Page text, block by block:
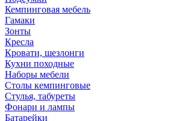
Кемпинговая мебель
Гамаки
Зонты
Кресла
Кровати, шезлонги
Кухни походные
Наборы мебели
Столы кемпинговые
Стулья, табуреты
Фонари и лампы
Батарейки